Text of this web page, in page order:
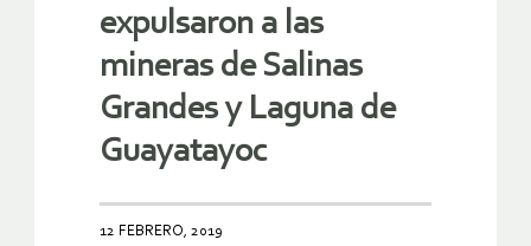
expulsaron a las
mineras de Salinas
Grandes y Laguna de
Guayatayoc
12 FEBRERO, 2019